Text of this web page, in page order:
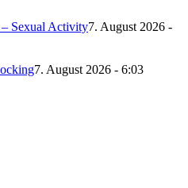
Sexual Activity7. August 2026 -
7. August 2026 - 6:03